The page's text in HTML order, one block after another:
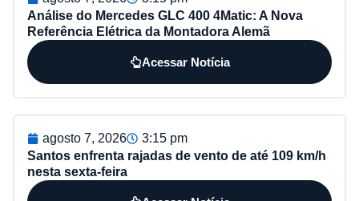
Análise do Mercedes GLC 400 4Matic: A Nova
Referência Elétrica da Montadora Alemã
Acessar Notícia
agosto 7, 2026
3:15 pm
Santos enfrenta rajadas de vento de até 109 km/h
nesta sexta-feira